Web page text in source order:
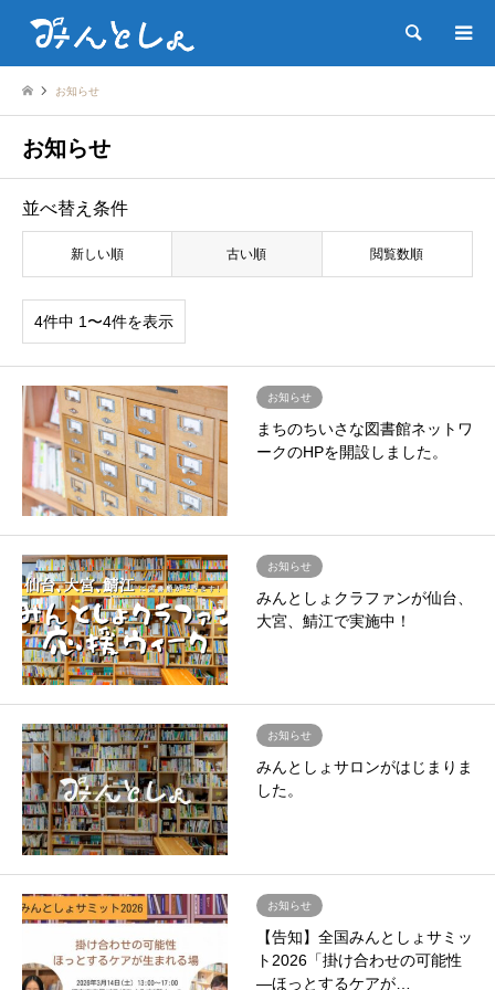
検索
お知らせ
お知らせ
並べ替え条件
新しい順 古い順 閲覧数順
4件中 1〜4件を表示
お知らせ
まちのちいさな図書館ネットワ
ークのHPを開設しました。
お知らせ
みんとしょクラファンが仙台、
大宮、鯖江で実施中！
お知らせ
みんとしょサロンがはじまりま
した。
お知らせ
【告知】全国みんとしょサミッ
ト2026「掛け合わせの可能性
―ほっとするケアが…